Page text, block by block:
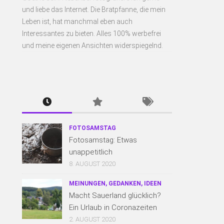
und liebe das Internet. Die Bratpfanne, die mein
Leben ist, hat manchmal eben auch
Interessantes zu bieten. Alles 100% werbefrei
und meine eigenen Ansichten widerspiegelnd.
FOTOSAMSTAG
Fotosamstag: Etwas
unappetitlich
8. AUGUST 2020
MEINUNGEN, GEDANKEN, IDEEN
Macht Sauerland glücklich?
Ein Urlaub in Coronazeiten
2. AUGUST 2020